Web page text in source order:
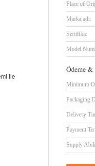
Place of
Marka adı:
Sertifika:
Model
Ödeme &
Minimum
Packaging
Delivery
Payment
Supply